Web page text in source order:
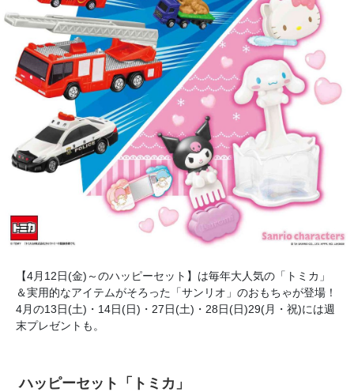
【4月12日(金)～のハッピーセット】は毎年大人気の「トミカ」
＆実用的なアイテムがそろった「サンリオ」のおもちゃが登場！
4月の13日(⼟)・14日(日)・27日(⼟)・28日(日)29(月・祝)には週
末プレゼントも。
ハッピーセット「トミカ」